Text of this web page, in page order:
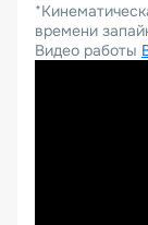
времени
Видео работы